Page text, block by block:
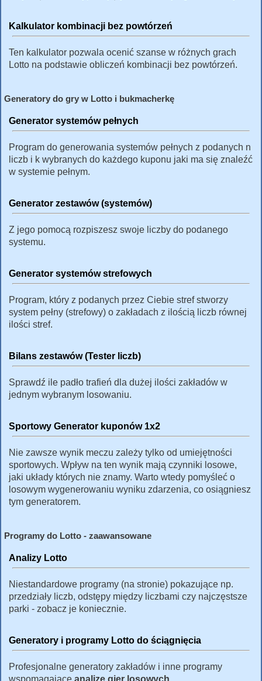
Kalkulator kombinacji bez powtórzeń
Ten kalkulator pozwala ocenić szanse w różnych grach
Lotto na podstawie obliczeń kombinacji bez powtórzeń.
Generatory do gry w Lotto i bukmacherkę
Generator systemów pełnych
Program do generowania systemów pełnych z podanych n
liczb i k wybranych do każdego kuponu jaki ma się znaleźć
w systemie pełnym.
Generator zestawów (systemów)
Z jego pomocą rozpiszesz swoje liczby do podanego
systemu.
Generator systemów strefowych
Program, który z podanych przez Ciebie stref stworzy
system pełny (strefowy) o zakładach z ilością liczb równej
ilości stref.
Bilans zestawów (Tester liczb)
Sprawdź ile padło trafień dla dużej ilości zakładów w
jednym wybranym losowaniu.
Sportowy Generator kuponów 1x2
Nie zawsze wynik meczu zależy tylko od umiejętności
sportowych. Wpływ na ten wynik mają czynniki losowe,
jaki układy których nie znamy. Warto wtedy pomyśleć o
losowym wygenerowaniu wyniku zdarzenia, co osiągniesz
tym generatorem.
Programy do Lotto - zaawansowane
Analizy Lotto
Niestandardowe programy (na stronie) pokazujące np.
przedziały liczb, odstępy między liczbami czy najczęstsze
parki - zobacz je koniecznie.
Generatory i programy Lotto do ściągnięcia
Profesjonalne generatory zakładów i inne programy
wspomagające analizę gier losowych